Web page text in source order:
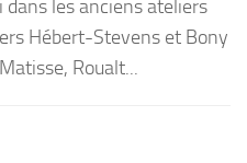
dans les anciens ateliers
Hébert-Stevens et Bony
Roualt...